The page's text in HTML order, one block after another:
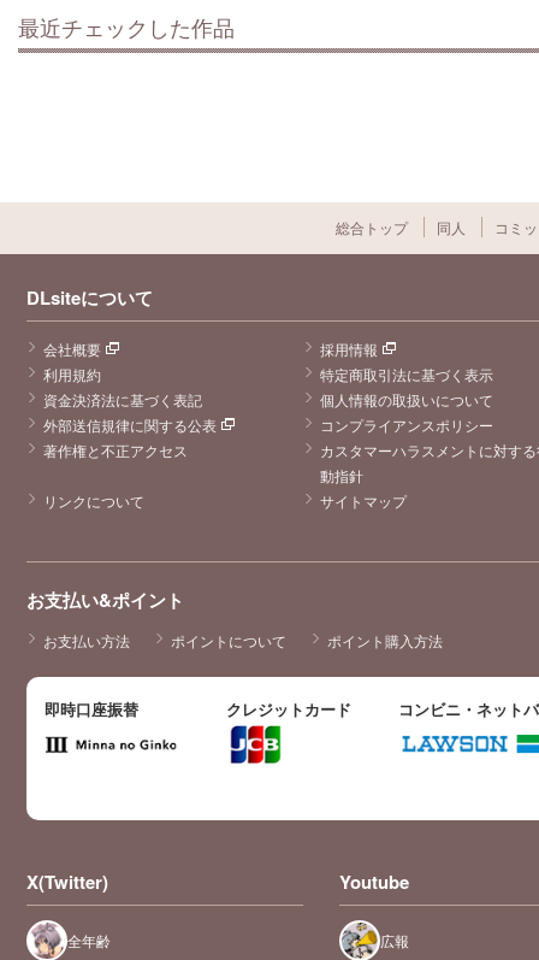
最近チェックした作品
総合トップ 同人 コミ
DLsiteについて
会社概要
採用情報
利用規約
特定商取引法に基づく表示
資金決済法に基づく表記
個人情報の取扱いについて
外部送信規律に関する公表
コンプライアンスポリシー
著作権と不正アクセス
カスタマーハラスメントに対す
動指針
リンクについて
サイトマップ
お支払い&ポイント
お支払い方法 ポイントについて ポイント購入方法
即時口座振替 クレジットカード コンビニ・ネット
X(Twitter)
全年齢
Youtube
広報